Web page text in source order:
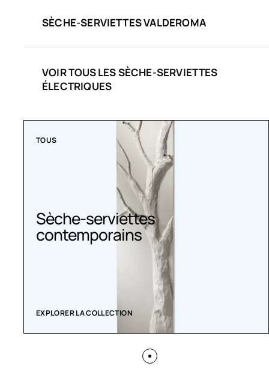
SÈCHE-SERVIETTES VALDEROMA
VOIR TOUS LES SÈCHE-SERVIETTES
ÉLECTRIQUES
TOUS
Sèche-serviettes
contemporains
EXPLORER LA COLLECTION